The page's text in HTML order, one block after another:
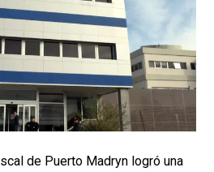
de Puerto Madryn logró una